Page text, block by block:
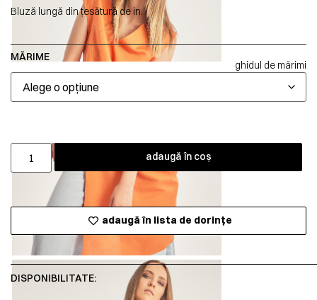
Bluză lungă din țesătură de in.
MĂRIME
ghidul de mărimi
adaugă în coș
adaugă în lista de dorințe
DISPONIBILITATE: